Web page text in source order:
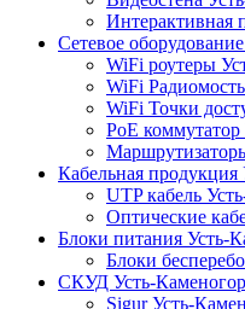
Интерактивная
Сетевое
WiFi роутеры
WiFi
WiFi Точки
PoE
Кабельная продукция
UTP кабель
Оптические
Блоки питания Усть-
Блоки
СКУД Усть-
Sigur Усть-